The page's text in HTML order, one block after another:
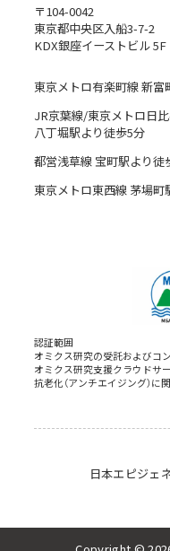
〒104-0042
東京都中央区入船3-7-2
KDX銀座イーストビル 5F
東京メトロ有楽町線 新富
JR京葉線/東京メトロ日
八丁堀駅より徒歩5分
都営浅草線 宝町駅より徒
東京メトロ東西線 茅場町
認証範囲
オミクス研究の受託およびコ
オミクス研究支援クラウドサ
抗老化（アンチエイジング）
日本エピジェ